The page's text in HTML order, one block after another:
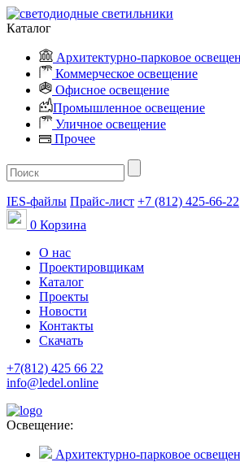
Каталог
Архитектурно-парковое
Коммерческое освещение
Офисное освещение
Промышленное освещение
Уличное освещение
Прочее
IES-файлы Прайс-лист +7 (812) 425-66-22
0 Корзина
О нас
Проектировщикам
Каталог
Проекты
Новости
Контакты
Скачать
+7(812) 425 66 22
info@ledel.online
Освещение:
Архитектурно-парковое